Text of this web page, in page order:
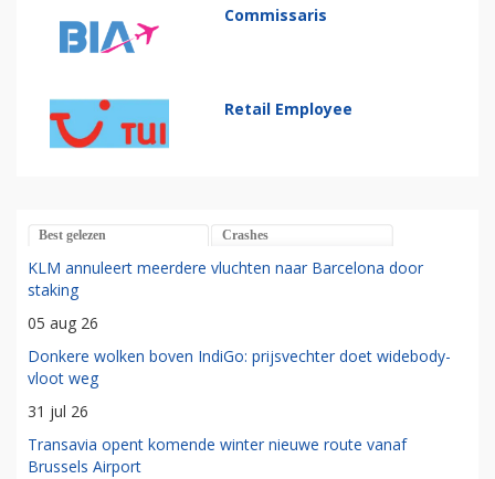
Commissaris
Retail Employee
Best gelezen Crashes
KLM annuleert meerdere vluchten naar Barcelona door
staking
05 aug 26
Donkere wolken boven IndiGo: prijsvechter doet widebody-
vloot weg
31 jul 26
Transavia opent komende winter nieuwe route vanaf
Brussels Airport